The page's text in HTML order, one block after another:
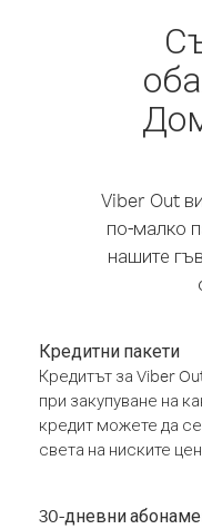
Viber Out
по-малко
нашите
Кредитни пакети
Кредитът за Viber
при закупуване на
кредит можете да
света на ниските
30-дневни